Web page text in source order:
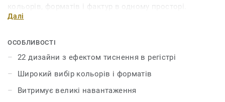
кольорів, форматів і фактур в одному просторі.
Поєднайте текстуру дерева, каміння та металу, грайте з
аксесуарами – плінтусами та профілями. iD Inspiration
55 & 55 Plus розсуває межі дозволеного у дизайні і
дозволяє створити інтер’єр вашої мрії. Колекція
пропонує 22 декори, які мають тиснення в регістрі – це
технологія, яка відтворює рельєф і зовнішній вигляд
Далі
ОСОБЛИВОСТІ
22 дизайни з ефектом тиснення в регістрі
Широкий вибір кольорів і форматів
Витримує великі навантаження